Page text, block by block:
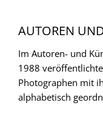
AUTOREN
Im Autoren- und
1988
Photographen mit
alphabetisch